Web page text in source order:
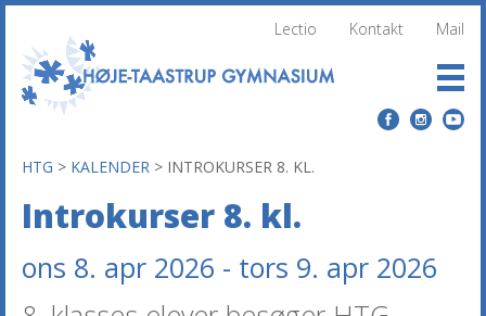
Lectio Kontakt Mail
HTG > KALENDER > INTROKURSER 8. KL.
Introkurser 8. kl.
ons 8. apr 2026 - tors 9. apr 2026